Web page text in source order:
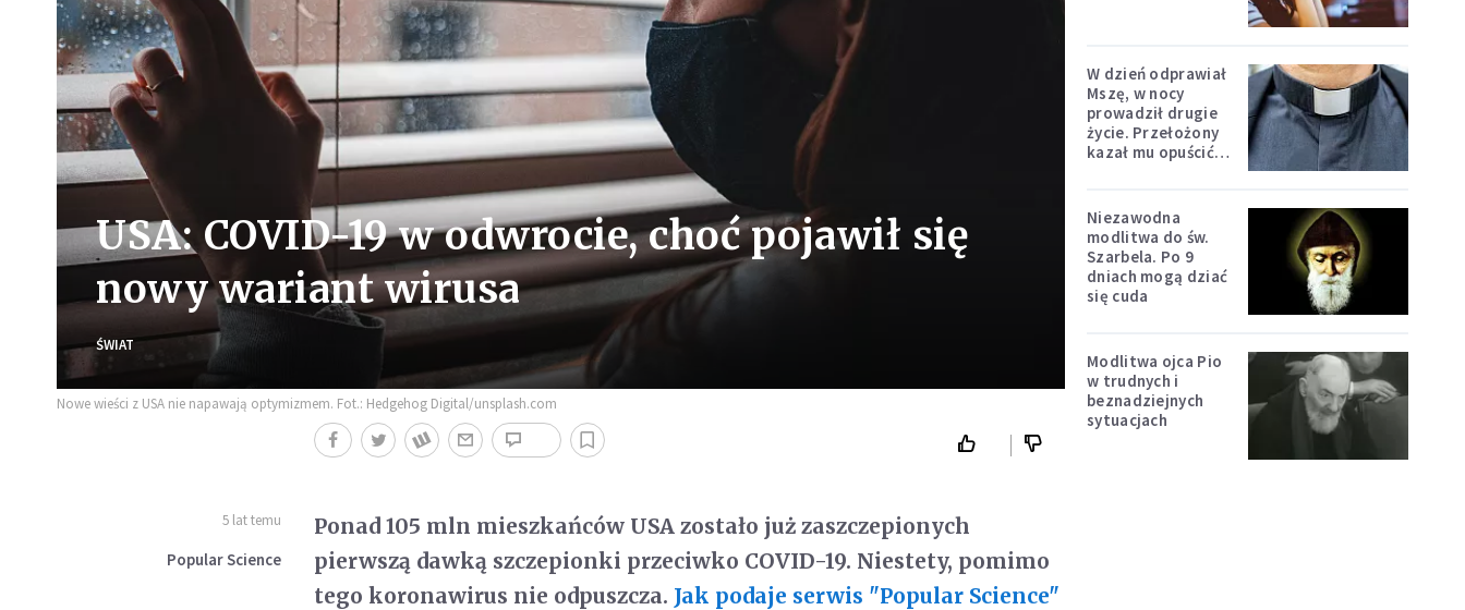
USA: COVID-19 w odwrocie, choć pojawił się
nowy wariant wirusa
ŚWIAT
Nowe wieści z USA nie napawają optymizmem. Fot.: Hedgehog Digital/unsplash.com
5 lat temu
Popular Science
Ponad 105 mln mieszkańców USA zostało już zaszczepionych
pierwszą dawką szczepionki przeciwko COVID-19. Niestety, pomimo
tego koronawirus nie odpuszcza. Jak podaje serwis "Popular Science"
W dzień odprawiał
Mszę, w nocy
prowadził drugie
życie. Przełożony
kazał mu opuścić
Niezawodna
modlitwa do św.
Szarbela. Po 9
dniach mogą dziać
się cuda
Modlitwa ojca Pio
w trudnych i
beznadziejnych
sytuacjach